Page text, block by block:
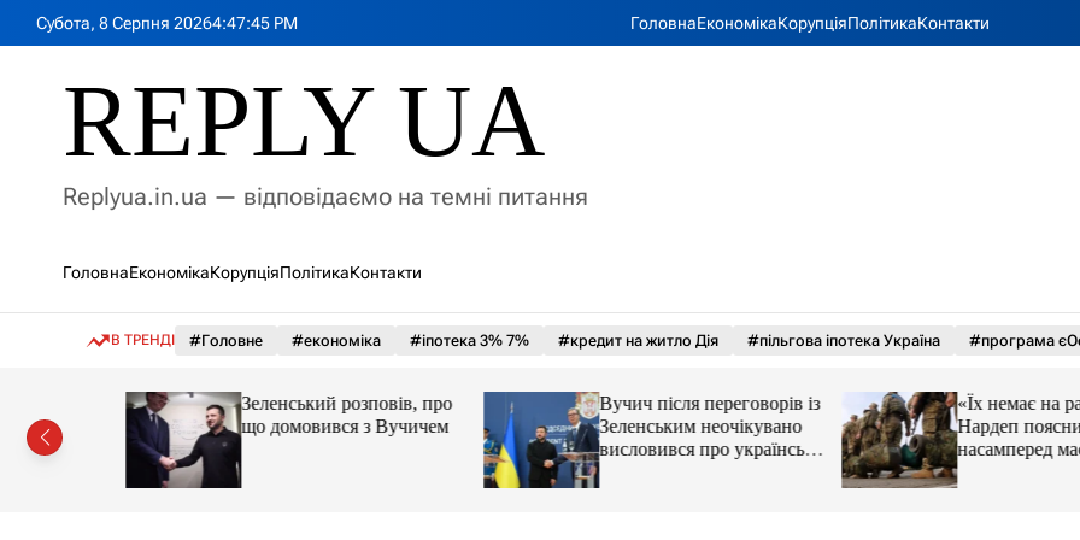
Субота, 8 Серпня 20264:47:47 PM ГоловнаЕкономікаКорупціяПолітикаКонтакти
REPLY UA
Replyua.in.ua — відповідаємо на темні питання
ГоловнаЕкономікаКорупціяПолітикаКонтакти
В ТРЕНДІ #Головне #економіка #іпотека 3% 7% #кредит на житло Дія #пільгова іпотека Україна #програма
Зеленський розповів, про
що домовився з Вучичем
Вучич після переговорів із
Зеленським неочікувано
висловився про українські
території
«Їх немає на
Нардеп пояснив,
насамперед має
реформа мобілізації